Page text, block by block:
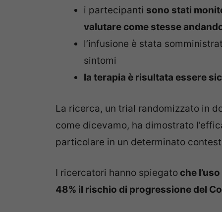
i partecipanti sono stati
valutare come stesse
l’infusione è stata
sintomi
la terapia è risultata essere
La ricerca, un trial randomizzato in
come dicevamo, ha dimostrato
particolare in un determinato
I ricercatori hanno spiegato che
48% il rischio di progressione del